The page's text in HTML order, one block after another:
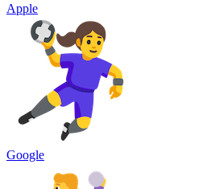
Apple
Google